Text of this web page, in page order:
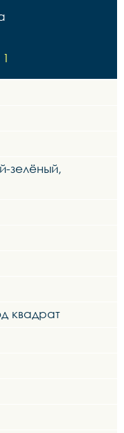
1
зелёный,
квадрат